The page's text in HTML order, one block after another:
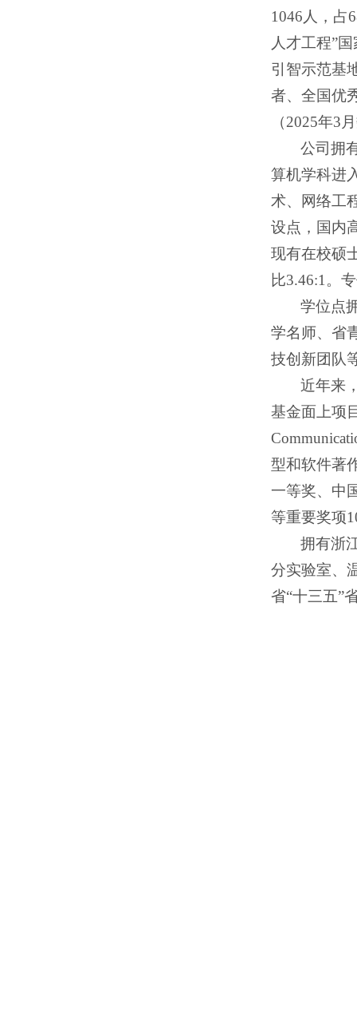
1046人，占
人才工程”
引智示范基
者、全国优
（2025年3
公司拥
算机学科进
术、网络工
设点，国内
现有在校硕
比3.46:1。
学位点
学名师、省
技创新团队
近年来
基金面上项
型和软件著
一等奖、中
等重要奖项
拥有浙
分实验室、
省“十三五”